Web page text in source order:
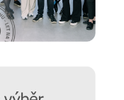
doporučení, jak se
naopak vyvarovat >>